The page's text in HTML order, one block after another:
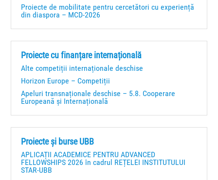
Proiecte de mobilitate pentru cercetători cu experiență
din diaspora – MCD-2026
Proiecte cu finanțare internațională
Alte competiții internaționale deschise
Horizon Europe – Competiții
Apeluri transnaționale deschise – 5.8. Cooperare
Europeană și Internațională
Proiecte și burse UBB
APLICAȚII ACADEMICE PENTRU ADVANCED
FELLOWSHIPS 2026 în cadrul REȚELEI INSTITUTULUI
STAR-UBB